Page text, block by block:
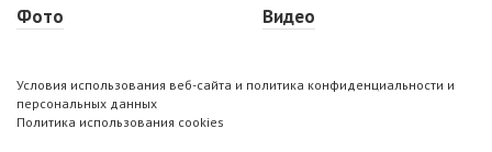
Фото
Видео
Условия использования веб-сайта и политика конфиденциальности и
персональных данных
Политика использования cookies